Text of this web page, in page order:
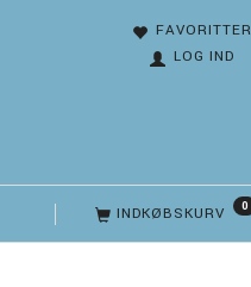
FAVORITTER
LOG IND
INDKØBSKURV 0